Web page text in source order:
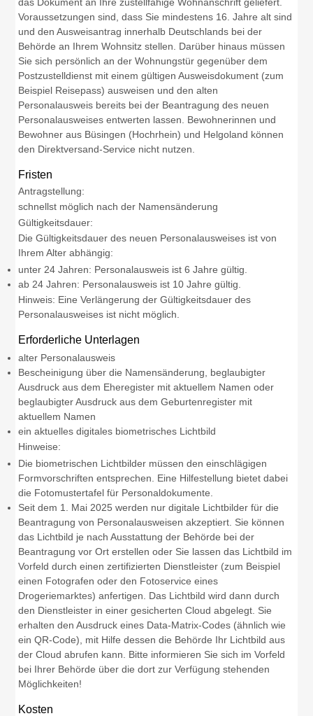
Voraussetzungen sind, dass Sie mindestens 16. Jahre alt sind
und den Ausweisantrag innerhalb Deutschlands bei der
Behörde an Ihrem Wohnsitz stellen. Darüber hinaus müssen
Sie sich persönlich an der Wohnungstür gegenüber dem
Postzustelldienst mit einem gültigen Ausweisdokument (zum
Beispiel Reisepass) ausweisen und den alten
Personalausweis bereits bei der Beantragung des neuen
Personalausweises entwerten lassen.
Bewohnerinnen und
Bewohner aus Büsingen (Hochrhein) und Helgoland können
den Direktversand-Service nicht nutzen.
Fristen
Antragstellung:
schnellst möglich nach der Namensänderung
Gültigkeitsdauer:
Die Gültigkeitsdauer des neuen Personalausweises ist von
Ihrem Alter abhängig:
unter 24 Jahren: Personalausweis ist 6 Jahre gültig.
ab 24 Jahren: Personalausweis ist 10 Jahre gültig.
Hinweis: Eine Verlängerung der Gültigkeitsdauer des
Personalausweises ist nicht möglich.
Erforderliche Unterlagen
alter Personalausweis
Bescheinigung über die Namensänderung, beglaubigter
Ausdruck aus dem Eheregister mit aktuellem Namen oder
beglaubigter Ausdruck aus dem Geburtenregister mit
aktuellem Namen
ein aktuelles digitales biometrisches Lichtbild
Hinweise:
Die biometrischen Lichtbilder müssen den einschlägigen
Formvorschriften entsprechen. Eine Hilfestellung bietet dabei
die Fotomustertafel für Personaldokumente
Seit dem 1. Mai 2025 werden nur digitale Lichtbilder für die
Beantragung von Personalausweisen akzeptiert. Sie können
das Lichtbild je nach Ausstattung der Behörde bei der
Beantragung vor Ort erstellen oder Sie lassen das Lichtbild im
Vorfeld durch einen zertifizierten Dienstleister (zum Beispiel
einen Fotografen oder den Fotoservice eines
Drogeriemarktes) anfertigen.
Das Lichtbild wird dann durch
den Dienstleister in einer gesicherten Cloud abgelegt. Sie
erhalten den Ausdruck eines Data-Matrix-Codes (ähnlich wie
ein QR-Code), mit Hilfe dessen die Behörde Ihr Lichtbild aus
der Cloudabrufen kann.
Bitte informieren Sie sich im Vorfeld
bei Ihrer Behörde über die dort zur Verfügung stehenden
Möglichkeiten!
Kosten